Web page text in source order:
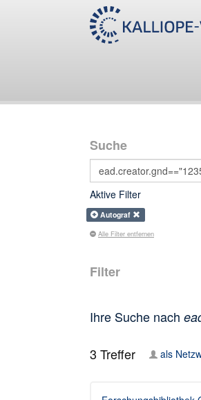
Suche
Aktive Filter
Autograf
Alle Filter entfernen
Filter
Ihre Suche nach
3 Treffer als